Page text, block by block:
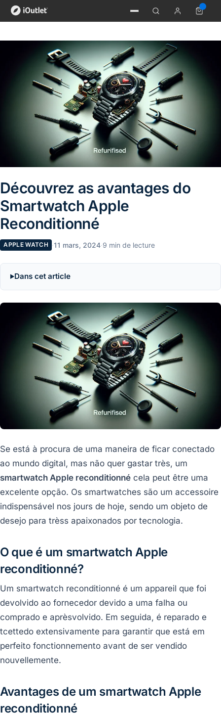
Découvrez as avantages do
Smartwatch Apple
Reconditionné
APPLE WATCH ·11 mars, 2024·9 min de lecture
Dans cet article
Se está à procura de uma maneira de ficar conectado
ao mundo digital, mas não quer gastar très, um
smartwatch Apple reconditionné cela peut être uma
excelente opção. Os smartwatches são um accessoire
indispensável nos jours de hoje, sendo um objeto de
desejo para trèss apaixonados por tecnologia.
O que é um smartwatch Apple
reconditionné?
Um smartwatch reconditionné é um appareil que foi
devolvido ao fornecedor devido a uma falha ou
comprado e aprèsvolvido. Em seguida, é reparado e
tcettedo extensivamente para garantir que está em
perfeito fonctionnemento avant de ser vendido
nouvellemente.
Avantages de um smartwatch Apple
reconditionné